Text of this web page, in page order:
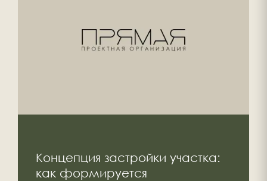
Концепция застройки участка:
как формируется